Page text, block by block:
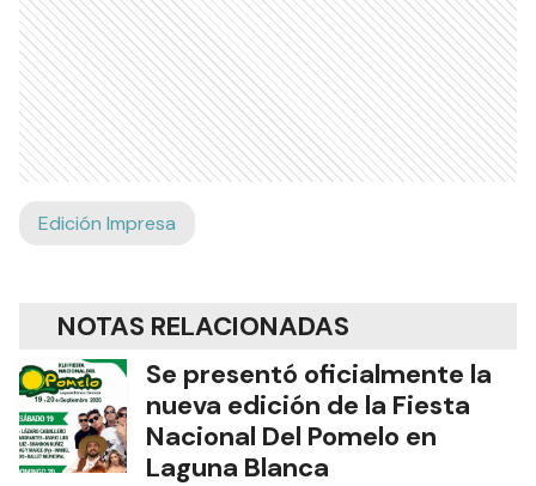
Edición Impresa
NOTAS RELACIONADAS
Se presentó oficialmente la
nueva edición de la Fiesta
Nacional Del Pomelo en
Laguna Blanca